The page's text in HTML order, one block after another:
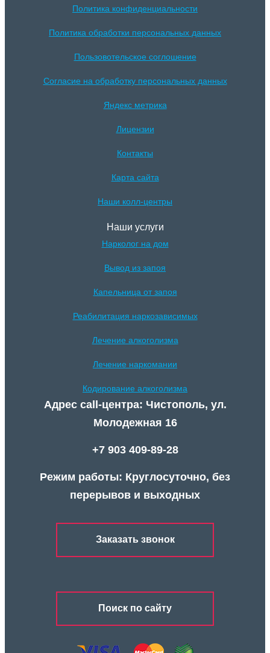
Политика конфиденциальности
Политика обработки персональных данных
Пользовотельское соглошение
Согласие на обработку персональных данных
Яндекс метрика
Лицензии
Контакты
Карта сайта
Наши колл-центры
Наши услуги
Нарколог на дом
Вывод из запоя
Капельница от запоя
Реабилитация наркозависимых
Лечение алкоголизма
Лечение наркомании
Кодирование алкоголизма
Адрес call-центра: Чистополь, ул.
Молодежная 16
+7 903 409-89-28
Режим работы: Круглосуточно, без
перерывов и выходных
Заказать звонок
Поиск по сайту